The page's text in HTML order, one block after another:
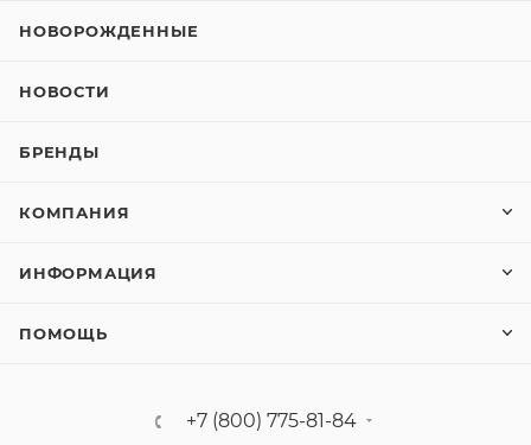
НОВОРОЖДЕННЫЕ
НОВОСТИ
БРЕНДЫ
КОМПАНИЯ
ИНФОРМАЦИЯ
ПОМОЩЬ
+7 (800) 775-81-84